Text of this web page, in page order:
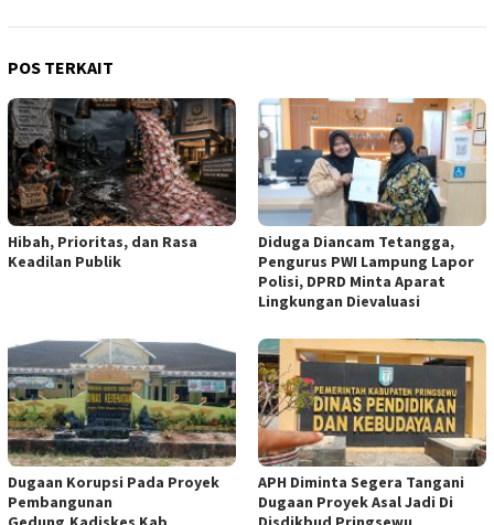
POS TERKAIT
Hibah, Prioritas, dan Rasa
Keadilan Publik
Diduga Diancam Tetangga,
Pengurus PWI Lampung Lapor
Polisi, DPRD Minta Aparat
Lingkungan Dievaluasi
Dugaan Korupsi Pada Proyek
Pembangunan
APH Diminta Segera Tangani
Dugaan Proyek Asal Jadi Di